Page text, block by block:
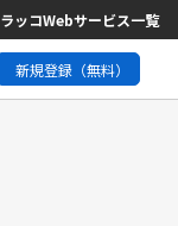
ラッコWebサービス一覧
新規登録（無料）